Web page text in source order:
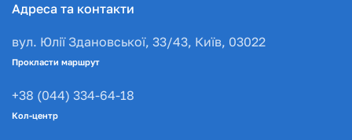
Адреса та контакти
вул. Юлії Здановської, 33/43, Київ, 03022
Прокласти маршрут
+38 (044) 334-64-18
Кол-центр